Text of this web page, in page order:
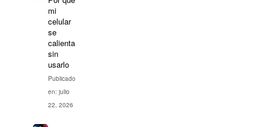
mi
celular
se
calienta
sin
usarlo
Publicado
en: julio
22, 2026